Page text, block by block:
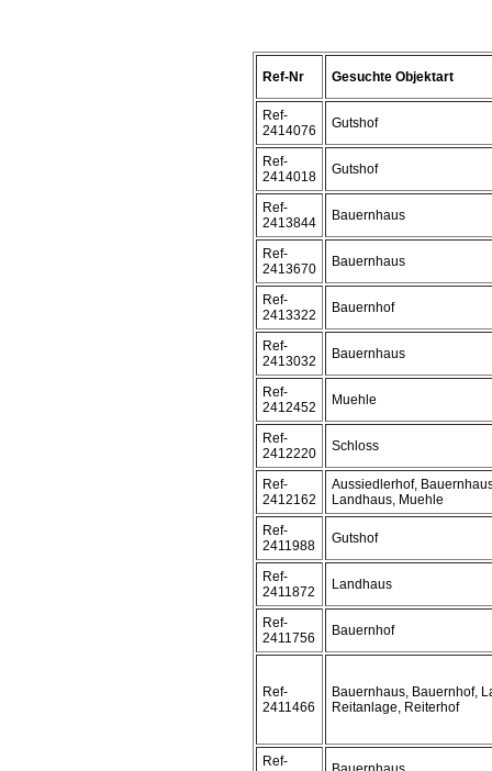
Ref-Nr Gesuchte Objektart
Ref-
2414076
Gutshof
Ref-
2414018
Gutshof
Ref-
2413844
Bauernhaus
Ref-
2413670
Bauernhaus
Ref-
2413322
Bauernhof
Ref-
2413032
Bauernhaus
Ref-
2412452
Muehle
Ref-
2412220
Schloss
Ref-
2412162
Aussiedlerhof,
Landhaus, Muehle
Ref-
2411988
Gutshof
Ref-
2411872
Landhaus
Ref-
2411756
Bauernhof
Ref-
2411466
Bauernhaus, Bauernhof,
Reitanlage, Reiterhof
Ref-